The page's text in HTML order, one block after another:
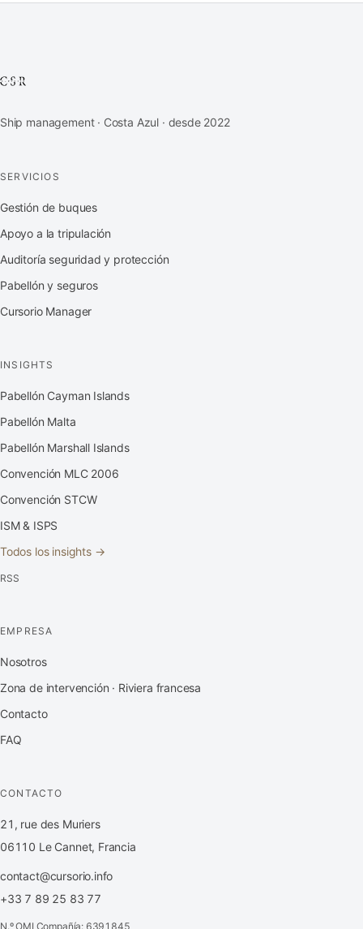
Ship management · Costa Azul · desde 2022
SERVICIOS
Gestión de buques
Apoyo a la tripulación
Auditoría seguridad y protección
Pabellón y seguros
Cursorio Manager
INSIGHTS
Pabellón Cayman Islands
Pabellón Malta
Pabellón Marshall Islands
Convención MLC 2006
Convención STCW
ISM & ISPS
Todos los insights →
RSS
EMPRESA
Nosotros
Zona de intervención · Riviera francesa
Contacto
FAQ
CONTACTO
21, rue des Muriers
06110 Le Cannet, Francia
contact@cursorio.info
+33 7 89 25 83 77
N.º OMI Compañía: 6391845